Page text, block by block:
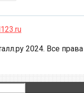
2024. Все